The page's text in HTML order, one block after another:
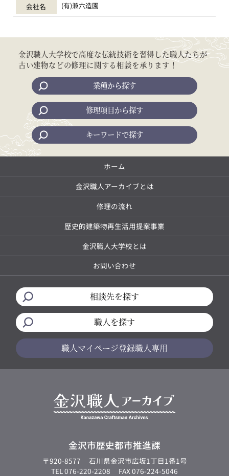
会社名
(有)兼六造園
金沢職人大学校で高度な伝統技術を習得した職人たちが
古い建物などの修理に関する相談を承ります！
業種から探す
修理項目から探す
キーワードで探す
ホーム
金沢職人アーカイブとは
修理の流れ
歴史的建築物再生活用提案事業
金沢職人大学校とは
お問い合わせ
相談先を探す
職人を探す
職人マイページ登録職人専用
金沢市歴史都市推進課
〒920-8577
石川県金沢市広坂1丁目1番1号
TEL 076-220-2208
FAX 076-224-5046